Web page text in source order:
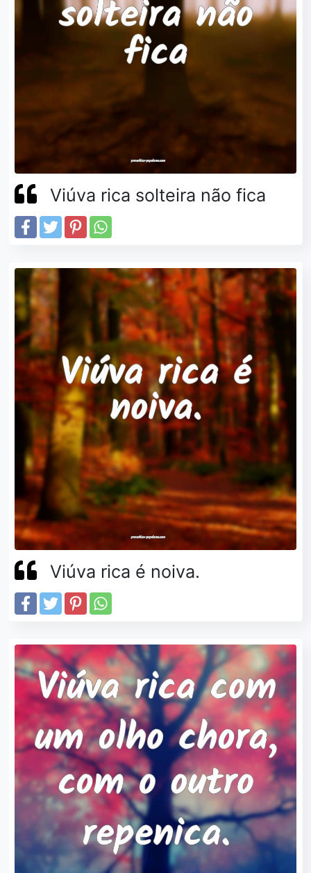
Viúva rica solteira não fica
Viúva rica é noiva.